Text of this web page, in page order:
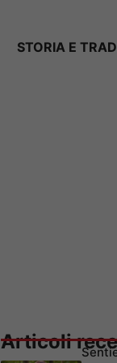
STORIA E
Articoli